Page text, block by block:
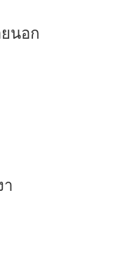
นอก